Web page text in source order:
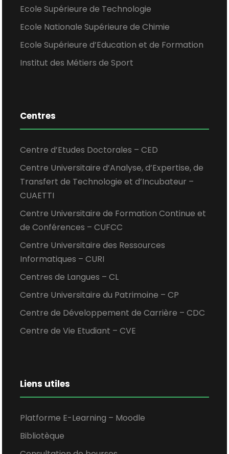
Ecole Supérieure de Technologie
Ecole Nationale Supérieure de Chimie
Ecole Supérieure d’Education et de Formation
Institut des Métiers de Sport
Centres
Centre d’Etudes Doctorales – CED
Centre Universitaire d’Analyse, d’Expertise, de
Transfert de Technologie et d’Incubateur –
CUAETTI
Centre Universitaire de Formation Continue et
de Conférences – CUFCC
Centre Universitaire des Ressources
Informatiques – CURI
Centres de Langues – CL
Centre Universitaire du Patrimoine – CP
Centre de Développement de Carrière – CDC
Centre de Vie Etudiant – CVE
Liens utiles
Platforme E-Learning – Moodle
Bibliotèque